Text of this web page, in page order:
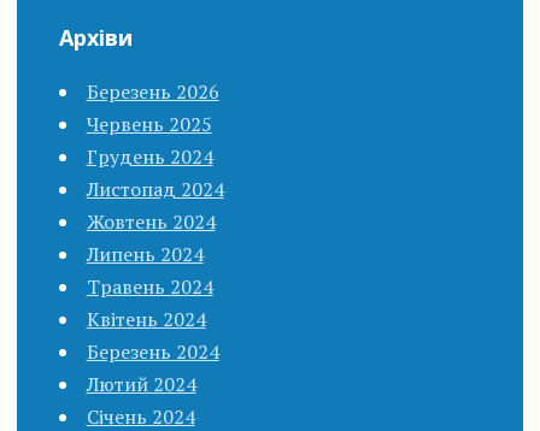
Архіви
Березень 2026
Червень 2025
Грудень 2024
Листопад 2024
Жовтень 2024
Липень 2024
Травень 2024
Квітень 2024
Березень 2024
Лютий 2024
Січень 2024